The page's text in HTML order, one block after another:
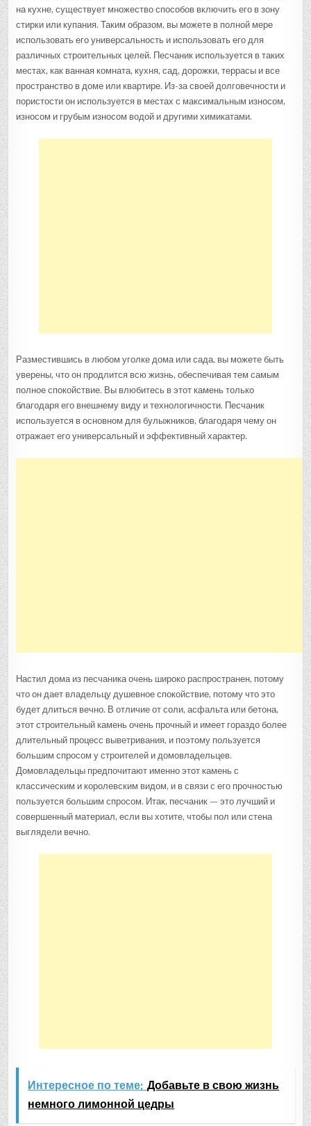
на кухне, существует множество способов включить его в зону
стирки или купания. Таким образом, вы можете в полной мере
использовать его универсальность и использовать его для
различных строительных целей. Песчаник используется в таких
местах, как ванная комната, кухня, сад, дорожки, террасы и все
пространство в доме или квартире. Из-за своей долговечности и
пористости он используется в местах с максимальным износом,
износом и грубым износом водой и другими химикатами.
Разместившись в любом уголке дома или сада, вы можете быть
уверены, что он продлится всю жизнь, обеспечивая тем самым
полное спокойствие. Вы влюбитесь в этот камень только
благодаря его внешнему виду и технологичности. Песчаник
используется в основном для булыжников, благодаря чему он
отражает его универсальный и эффективный характер.
Настил дома из песчаника очень широко распространен, потому
что он дает владельцу душевное спокойствие, потому что это
будет длиться вечно. В отличие от соли, асфальта или бетона,
этот строительный камень очень прочный и имеет гораздо более
длительный процесс выветривания, и поэтому пользуется
большим спросом у строителей и домовладельцев.
Домовладельцы предпочитают именно этот камень с
классическим и королевским видом, и в связи с его прочностью
пользуется большим спросом. Итак, песчаник — это лучший и
совершенный материал, если вы хотите, чтобы пол или стена
выглядели вечно.
Интересное по теме: Добавьте в свою жизнь
немного лимонной цедры